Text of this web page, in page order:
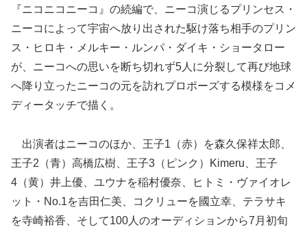
『ニコニコニーコ』の続編で、ニーコ演じるプリンセス・
ニーコによって宇宙へ放り出された駆け落ち相手のプリン
ス・ヒロキ・メルキー・ルンパ・ダイキ・ショータロー
が 、ニーコへの思いを断ち切れず5人に分裂して再び地球
へ降り立ったニーコの元を訪れプロポーズする模様をコメ
ディータッチで描く。
出演者はニーコのほか、王子1（赤）を森久保祥太郎、
王子2（青）高橋広樹、王子3（ピンク）Kimeru、王子
4（黄）井上優、ユウナを稲村優奈、ヒトミ・ヴァイオレ
ット・No.1を吉田仁美、コクリューを國立幸、テラサキ
を寺崎裕香、そして100人のオーディションから7月初旬